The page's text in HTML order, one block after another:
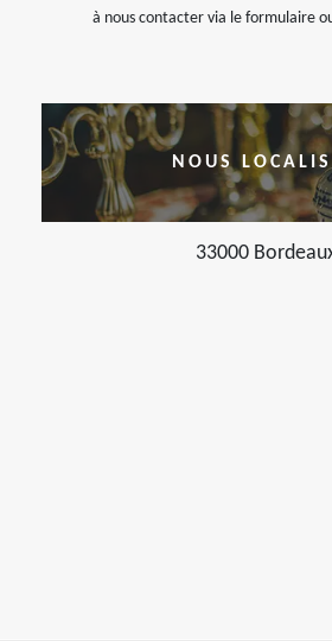
à nous contacter via le formulaire
NOUS
33000